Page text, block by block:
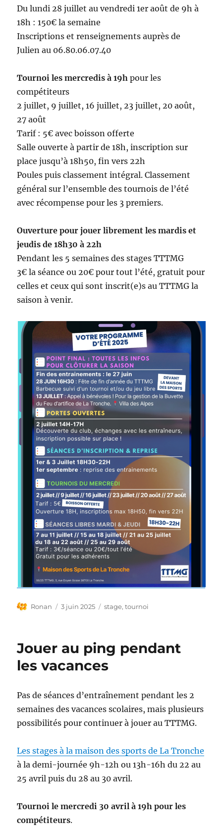
Du lundi 28 juillet au vendredi 1er août de 9h à
18h : 150€ la semaine
Inscriptions et renseignements auprès de
Julien au 06.80.06.07.40
Tournoi les mercredis à 19h pour les
compétiteurs
2 juillet, 9 juillet, 16 juillet, 23 juillet, 20 août,
27 août
Tarif : 5€ avec boisson offerte
Salle ouverte à partir de 18h, inscription sur
place jusqu’à 18h50, fin vers 22h
Poules puis classement intégral. Classement
général sur l’ensemble des tournois de l’été
avec récompense pour les 3 premiers.
Ouverture pour jouer librement les mardis et
jeudis de 18h30 à 22h
Pendant les 5 semaines des stages TTTMG
3€ la séance ou 20€ pour tout l’été, gratuit pour
celles et ceux qui sont inscrit(e)s au TTTMG la
saison à venir.
Auteur
Ronan
Publié
3 juin 2025 Étiquettes
stage,tournoi
Jouer au ping pendant
les vacances
Pas de séances d’entraînement pendant les 2
semaines des vacances scolaires, mais plusieurs
possibilités pour continuer à jouer au TTTMG.
Les stages à la maison des sports de La Tronche
à la demi-journée 9h-12h ou 13h-16h du 22 au
25 avril puis du 28 au 30 avril.
Tournoi le mercredi 30 avril à 19h pour les
compétiteurs.